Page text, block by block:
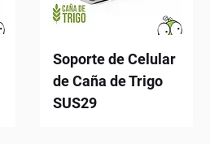
Soporte de Celular
de Caña de Trigo
SUS29